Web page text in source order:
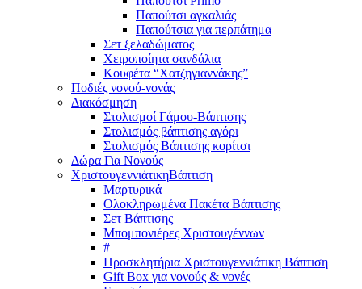
Παπούτσι αγκαλιάς
Παπούτσια για περπάτημα
Σετ ξελαδώματος
Χειροποίητα σανδάλια
Κουφέτα “Χατζηγιαννάκης”
Ποδιές νονού-νονάς
Διακόσμηση
Στολισμοί Γάμου-Βάπτισης
Στολισμός βάπτισης αγόρι
Στολισμός Βάπτισης κορίτσι
Δώρα Για Νονούς
ΧριστουγεννιάτικηΒάπτιση
Μαρτυρικά
Ολοκληρωμένα Πακέτα Βάπτισης
Σετ Βάπτισης
Μπομπονιέρες Χριστουγέννων
#
Προσκλητήρια Χριστουγεννιάτικη Βάπτιση
Gift Box για νονούς & νονές